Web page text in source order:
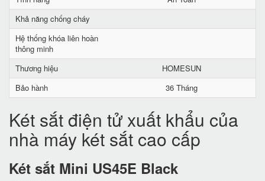
Khả năng chống cháy
Hệ thống khóa liên hoàn
thông minh
Thương hiệu
HOMESUN
Bảo hành
36 Tháng
Két sắt điện tử xuất khẩu của
nhà máy két sắt cao cấp
Két sắt Mini US45E Black